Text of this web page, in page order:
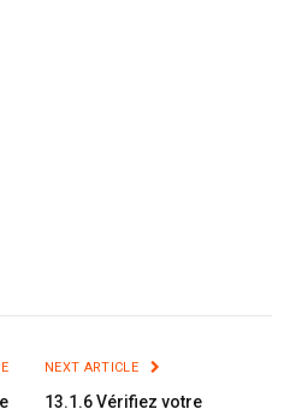
NEXT ARTICLE
13.1.6 Vérifiez votre